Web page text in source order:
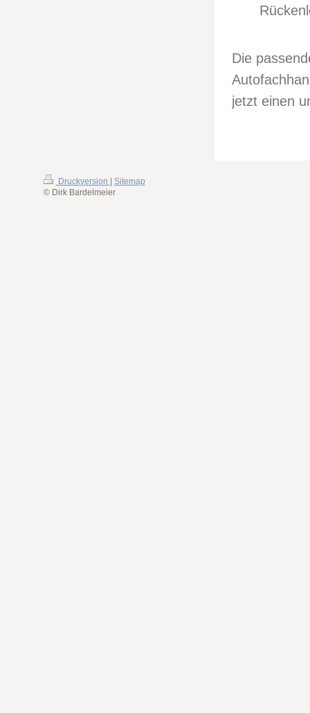
Die
jetzt einen
Druckversion
Sitemap
© Dirk Bardelmeier